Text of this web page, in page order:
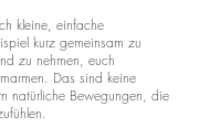
kleine, einfache
kurz gemeinsam zu
zu nehmen, euch
Das sind keine
natürliche Bewegungen, die